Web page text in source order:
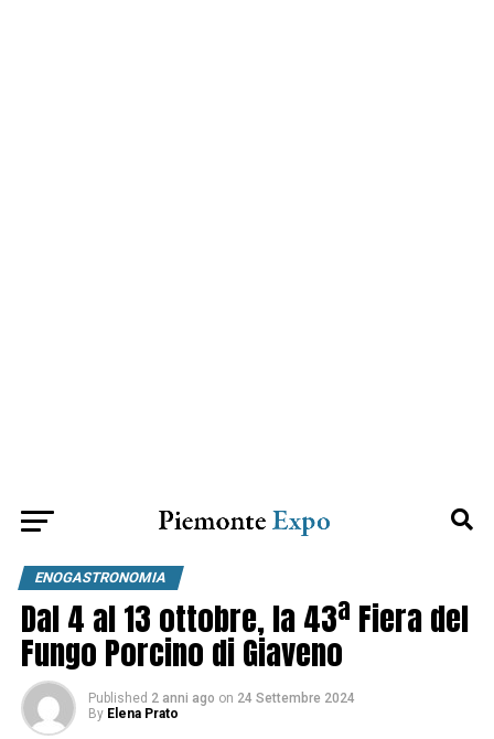
ENOGASTRONOMIA
Dal 4 al 13 ottobre, la 43ª Fiera del
Fungo Porcino di Giaveno
Published 2 anni ago on 24 Settembre 2024
By Elena Prato